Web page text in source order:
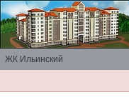
ЖК Ильинский